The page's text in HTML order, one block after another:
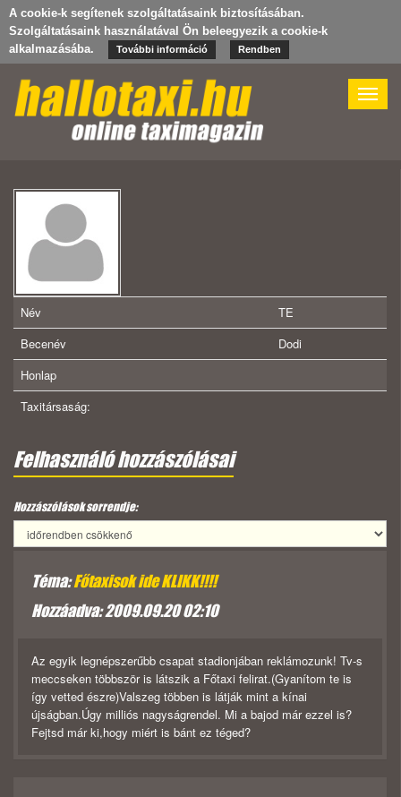
A cookie-k segítenek szolgáltatásaink biztosításában.
Szolgáltatásaink használatával Ön beleegyezik a cookie-k
alkalmazásába.
További információ Rendben
Toggle
Név
TE
Becenév
Dodi
Honlap
Taxitársaság:
Felhasználó hozzászólásai
Hozzászólások sorrendje:
Téma:Főtaxisok ide KLIKK!!!!
Hozzáadva: 2009.09.20 02:10
Az egyik legnépszerűbb csapat stadionjában reklámozunk! Tv-s
meccseken többször is látszik a Főtaxi felirat.(Gyanítom te is
így vetted észre)Valszeg többen is látják mint a kínai
újságban.Úgy milliós nagyságrendel. Mi a bajod már ezzel is?
Fejtsd már ki,hogy miért is bánt ez téged?